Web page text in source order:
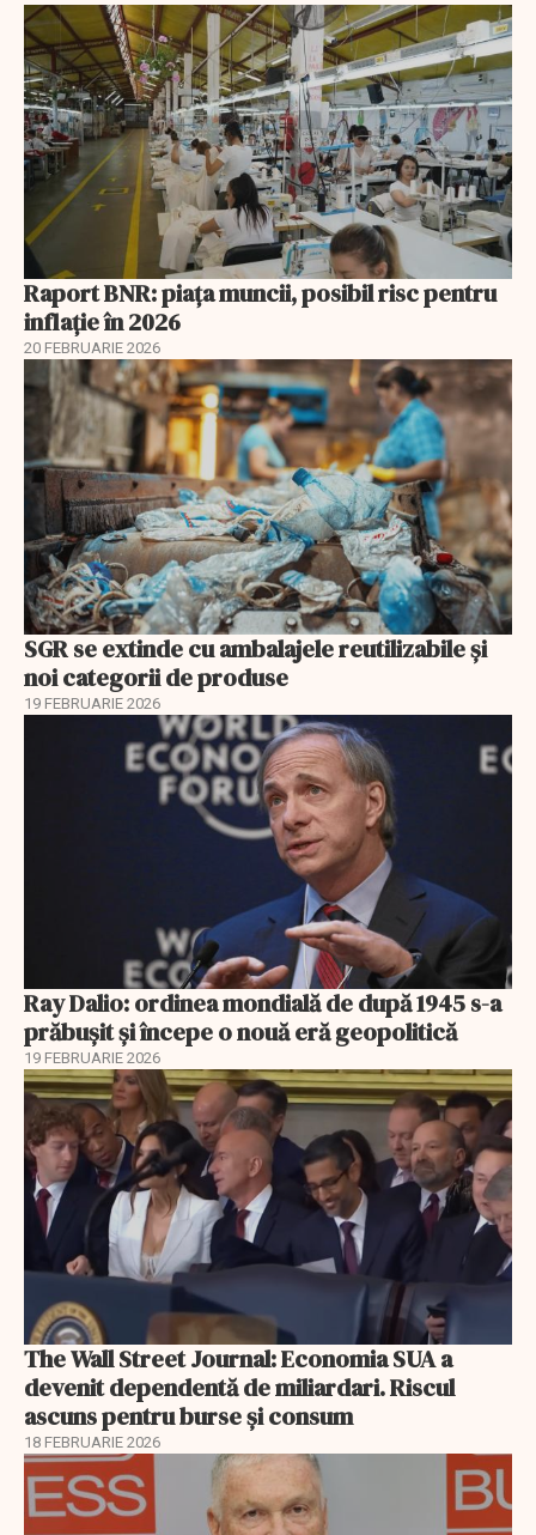
Raport BNR: piața muncii, posibil risc pentru
inflație în 2026
20 FEBRUARIE 2026
SGR se extinde cu ambalajele reutilizabile și
noi categorii de produse
19 FEBRUARIE 2026
Ray Dalio: ordinea mondială de după 1945 s-a
prăbușit și începe o nouă eră geopolitică
19 FEBRUARIE 2026
The Wall Street Journal: Economia SUA a
devenit dependentă de miliardari. Riscul
ascuns pentru burse și consum
18 FEBRUARIE 2026
EXCLUSIV